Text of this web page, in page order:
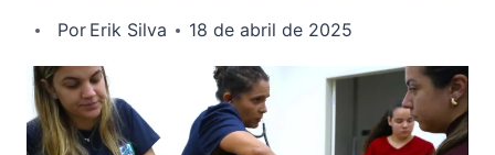
Por Erik Silva 18 de abril de 2025